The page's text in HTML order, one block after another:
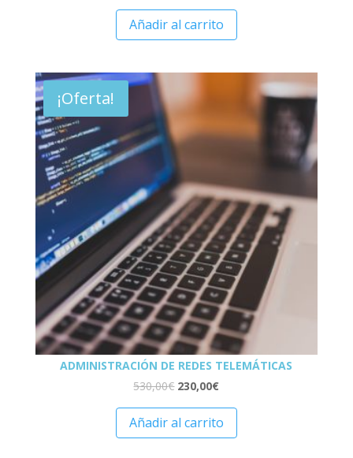
Añadir al carrito
¡Oferta!
ADMINISTRACIÓN DE REDES TELEMÁTICAS
530,00€ 230,00€
Añadir al carrito